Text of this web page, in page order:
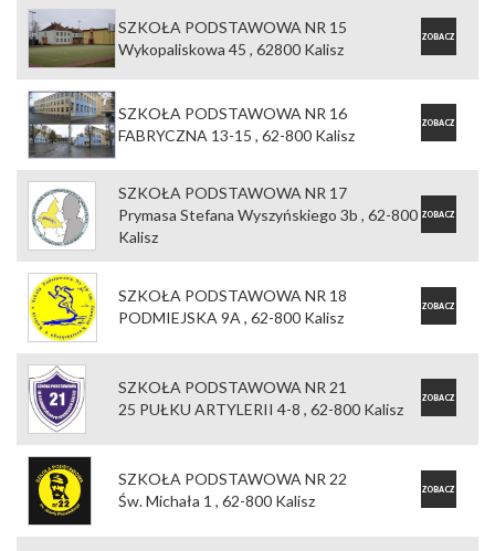
SZKOŁA PODSTAWOWA NR 15
Wykopaliskowa 45 , 62800 Kalisz
ZOBACZ
SZKOŁA PODSTAWOWA NR 16
FABRYCZNA 13-15 , 62-800 Kalisz
ZOBACZ
SZKOŁA PODSTAWOWA NR 17
Prymasa Stefana Wyszyńskiego 3b , 62-800
Kalisz
ZOBACZ
SZKOŁA PODSTAWOWA NR 18
PODMIEJSKA 9A , 62-800 Kalisz
ZOBACZ
SZKOŁA PODSTAWOWA NR 21
25 PUŁKU ARTYLERII 4-8 , 62-800 Kalisz
ZOBACZ
SZKOŁA PODSTAWOWA NR 22
Św. Michała 1 , 62-800 Kalisz
ZOBACZ